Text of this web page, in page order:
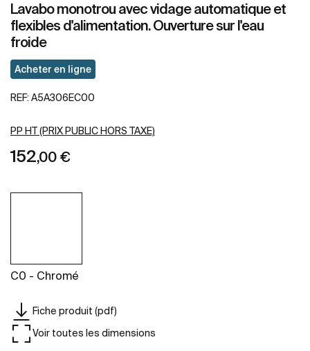
Lavabo monotrou avec vidage automatique et
flexibles d'alimentation. Ouverture sur l'eau
froide
Acheter en ligne
REF: A5A306EC00
PP HT (PRIX PUBLIC HORS TAXE)
152,00 €
C0 - Chromé
Fiche produit (pdf)
Voir toutes les dimensions